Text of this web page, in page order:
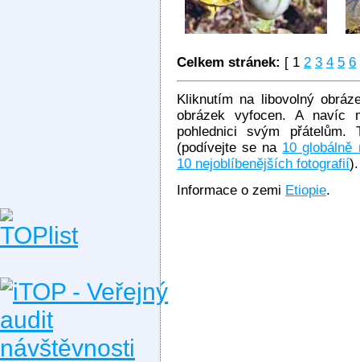
Celkem stránek: [ 1 2 3 4 5 6
Kliknutím na libovolný
obrázek vyfocen. A navíc
pohlednici svým přátelům.
(podívejte se na 10 globálně
10 nejoblíbenějších fotografií).
Informace o zemi Etiopie.